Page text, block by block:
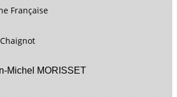
Française
Michel MORISSET